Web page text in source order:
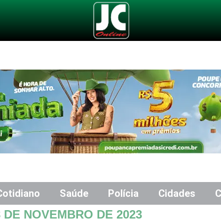
Saúde Polícia Cidades
DE NOVEMBRO DE 2023